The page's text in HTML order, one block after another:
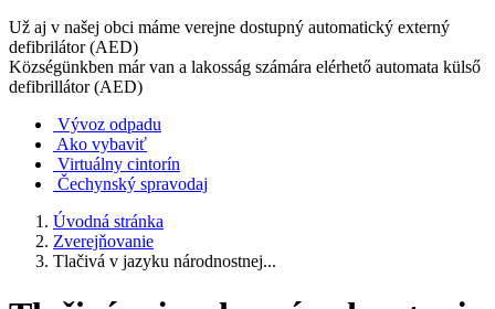
Už aj v našej obci máme verejne dostupný automatický externý
defibrilátor (AED)
Községünkben már van a lakosság számára elérhető automata külső
defibrillátor (AED)
Vývoz odpadu
Ako vybaviť
Virtuálny cintorín
Čechynský spravodaj
Úvodná stránka
Zverejňovanie
Tlačivá v jazyku národnostnej...